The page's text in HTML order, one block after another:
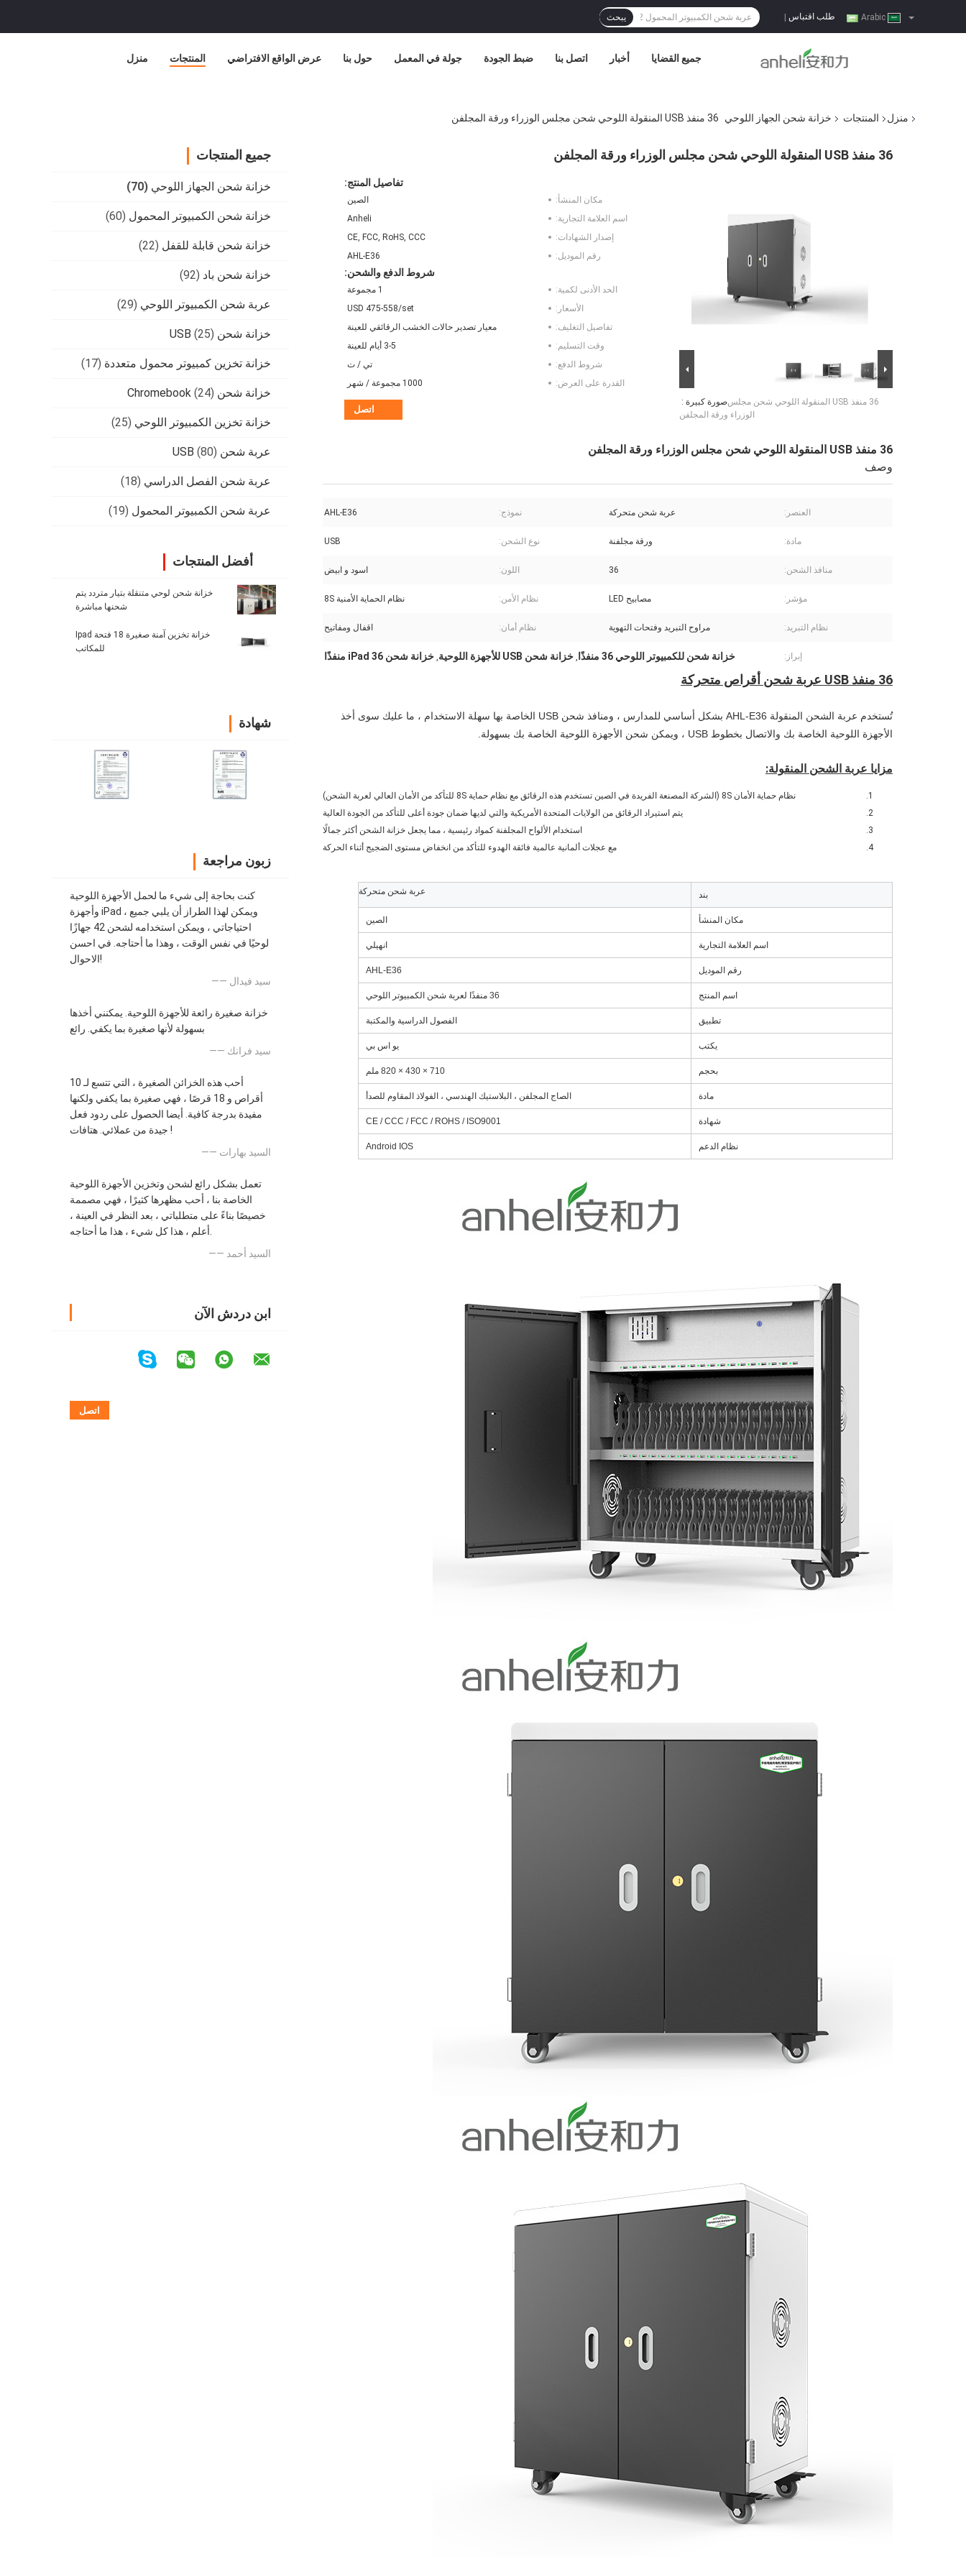
طلب اقتباس يبحث
منزل المنتجات عرض الواقع الافتراضي حول بنا جولة في المعمل ضبط الجودة اتصل بنا أخبار جميع القضايا
منزل المنتجات خزانة شحن الجهاز اللوحي 36 منفذ USB المنقولة اللوحي شحن مجلس الوزراء ورقة المجلفن
جميع المنتجات
خزانة شحن الجهاز اللوحي (70)
خزانة شحن الكمبيوتر المحمول (60)
خزانة شحن قابلة للقفل (22)
خزانة شحن باد (92)
عربة شحن الكمبيوتر اللوحي (29)
خزانة شحن USB (25)
خزانة تخزين كمبيوتر محمول متعددة (17)
خزانة شحن Chromebook (24)
خزانة تخزين الكمبيوتر اللوحي (25)
عربة شحن USB (80)
عربة شحن الفصل الدراسي (18)
عربة شحن الكمبيوتر المحمول (19)
أفضل المنتجات
خزانة شحن لوحي متنقلة بتيار متردد يتم
شحنها مباشرة
خزانة تخزين آمنة صغيرة 18 فتحة Ipad
للمكاتب
شهادة
زبون مراجعة
كنت بحاجة إلى شيء ما لحمل الأجهزة اللوحية
وأجهزة iPad ، ويمكن لهذا الطراز أن يلبي جميع
احتياجاتي ، ويمكن استخدامه لشحن 42 جهازًا
لوحيًا في نفس الوقت ، وهذا ما أحتاجه. في احسن
الاحوال!
—— سيد فيدال
خزانة صغيرة رائعة للأجهزة اللوحية. يمكنني أخذها
بسهولة لأنها صغيرة بما يكفي. رائع
—— سيد فرانك
أحب هذه الخزائن الصغيرة ، التي تتسع لـ 10
أقراص و 18 قرصًا ، فهي صغيرة بما يكفي ولكنها
مفيدة بدرجة كافية. أيضا الحصول على ردود فعل
جيدة من عملائي. هتافات !
—— السيد بهارات
تعمل بشكل رائع لشحن وتخزين الأجهزة اللوحية
الخاصة بنا ، أحب مظهرها كثيرًا ، فهي مصممة
خصيصًا بناءً على متطلباتي ، بعد النظر في العينة ،
أعلم ، هذا كل شيء ، هذا ما أحتاجه.
—— السيد أحمد
ابن دردش الآن
36 منفذ USB المنقولة اللوحي شحن مجلس الوزراء ورقة المجلفن
صورة كبيرة :36 منفذ USB المنقولة اللوحي شحن مجلس
الوزراء ورقة المجلفن
تفاصيل المنتج:
مكان المنشأ:
الصين
اسم العلامة التجارية:
Anheli
إصدار الشهادات:
CE, FCC, RoHS, CCC
رقم الموديل:
AHL-E36
شروط الدفع والشحن:
الحد الأدنى لكمية:
1 مجموعة
الأسعار:
USD 475-558/set
تفاصيل التغليف:
معيار تصدير حالات الخشب الرقائقي للعينة
وقت التسليم:
3-5 أيام للعينة
شروط الدفع:
تي / ت
القدرة على العرض:
1000 مجموعة / شهر
اتصل
36 منفذ USB المنقولة اللوحي شحن مجلس الوزراء ورقة المجلفن
وصف
العنصر: عربة شحن متحركة نموذج: AHL-E36
مادة: ورقة مجلفنة نوع الشحن: USB
منافذ الشحن: 36 اللون: اسود و ابيض
مؤشر: مصابيح LED نظام الأمن: نظام الحماية الأمنية 8S
نظام التبريد: مراوح التبريد وفتحات التهوية نظام أمان: اقفال ومفاتيح
إبراز: خزانة شحن للكمبيوتر اللوحي 36 منفذًا , خزانة شحن USB للأجهزة اللوحية , خزانة شحن iPad 36 منفذًا
36 منفذ USB عربة شحن أقراص متحركة
الأجهزة اللوحية الخاصة بك والاتصال بخطوط USB ، ويمكن شحن الأجهزة اللوحية الخاصة بك بسهولة.
مزايا عربة الشحن المنقولة:
نظام حماية الأمان 8S (الشركة المصنعة الفريدة في الصين تستخدم هذه الرقائق مع نظام حماية 8S للتأكد من الأمان العالي لعربة الشحن)
يتم استيراد الرقائق من الولايات المتحدة الأمريكية والتي لديها ضمان جودة أعلى للتأكد من الجودة العالية
استخدام الألواح المجلفنة كمواد رئيسية ، مما يجعل خزانة الشحن أكثر جمالًا
مع عجلات ألمانية عالمية فائقة الهدوء للتأكد من انخفاض مستوى الضجيج أثناء الحركة
بند عربة شحن متحركة
مكان المنشأ الصين
اسم العلامة التجارية انهيلي
رقم الموديل AHL-E36
اسم المنتج 36 منفذًا لعربة شحن الكمبيوتر اللوحي
تطبيق الفصول الدراسية والمكتبة
يكتب يو اس بي
بحجم 710 × 430 × 820 ملم
مادة الصاج المجلفن ، البلاستيك الهندسي ، الفولاذ المقاوم للصدأ
شهادة CE / CCC / FCC / ROHS / ISO9001
نظام الدعم Android IOS